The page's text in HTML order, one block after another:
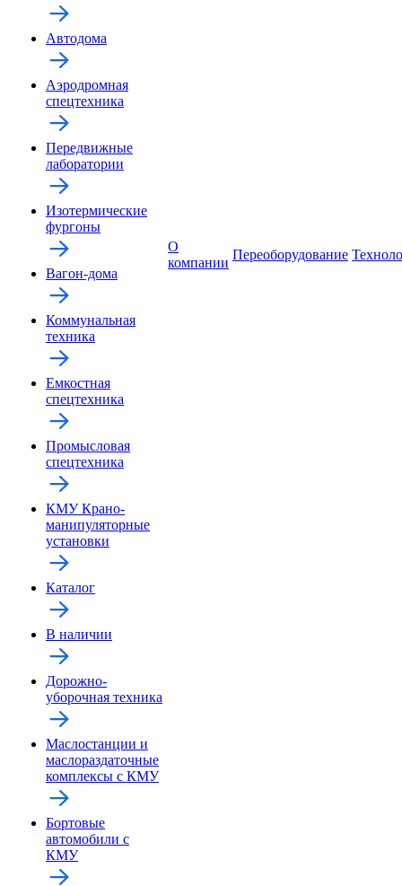
Автодома
Аэродромная
спецтехника
Передвижные
лаборатории
Изотермические
фургоны
Вагон-дома
Коммунальная
техника
Емкостная
спецтехника
Промысловая
спецтехника
КМУ Крано-
манипуляторные
установки
Каталог
В наличии
Дорожно-
уборочная техника
Маслостанции и
маслораздаточные
комплексы с КМУ
Бортовые
автомобили с
КМУ
О
компании
Переоборудование